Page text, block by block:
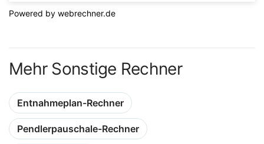
Powered by webrechner.de
Mehr Sonstige Rechner
Entnahmeplan-Rechner
Pendlerpauschale-Rechner